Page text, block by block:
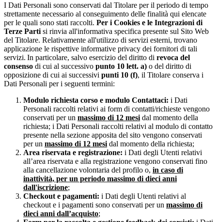
I Dati Personali sono conservati dal Titolare per il periodo di tempo
strettamente necessario al conseguimento delle finalità qui elencate
per le quali sono stati raccolti. Per i Cookies e le Integrazioni di
Terze Parti si rinvia all'informativa specifica presente sul Sito Web
del Titolare. Relativamente all'utilizzo di servizi esterni, trovano
applicazione le rispettive informative privacy dei fornitori di tali
servizi. In particolare, salvo esercizio del diritto di revoca del
consenso di cui al successivo punto 10 lett. a) o del diritto di
opposizione di cui ai successivi punti 10 (f), il Titolare conserva i
Dati Personali per i seguenti termini:
Modulo richiesta corso e modulo Contattaci: i Dati
Personali raccolti relativi ai form di contatti/richieste vengono
conservati per un massimo di 12 mesi dal momento della
richiesta; i Dati Personali raccolti relativi al modulo di contatto
presente nella sezione apposita del sito vengono conservati
per un massimo di 12 mesi dal momento della richiesta;
Area riservata e registrazione: i Dati degli Utenti relativi
all’area riservata e alla registrazione vengono conservati fino
alla cancellazione volontaria del profilo o, in caso di
inattività, per un periodo massimo di dieci anni
dall'iscrizione;
Checkout e pagamenti: i Dati degli Utenti relativi al
checkout e i pagamenti sono conservati per un massimo di
dieci anni dall’acquisto;